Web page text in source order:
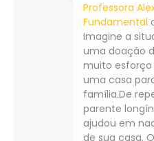
Professora
Fundamental
Imagine a
uma doação
muito
uma casa
família.De
parente
ajudou em
de sua casa.